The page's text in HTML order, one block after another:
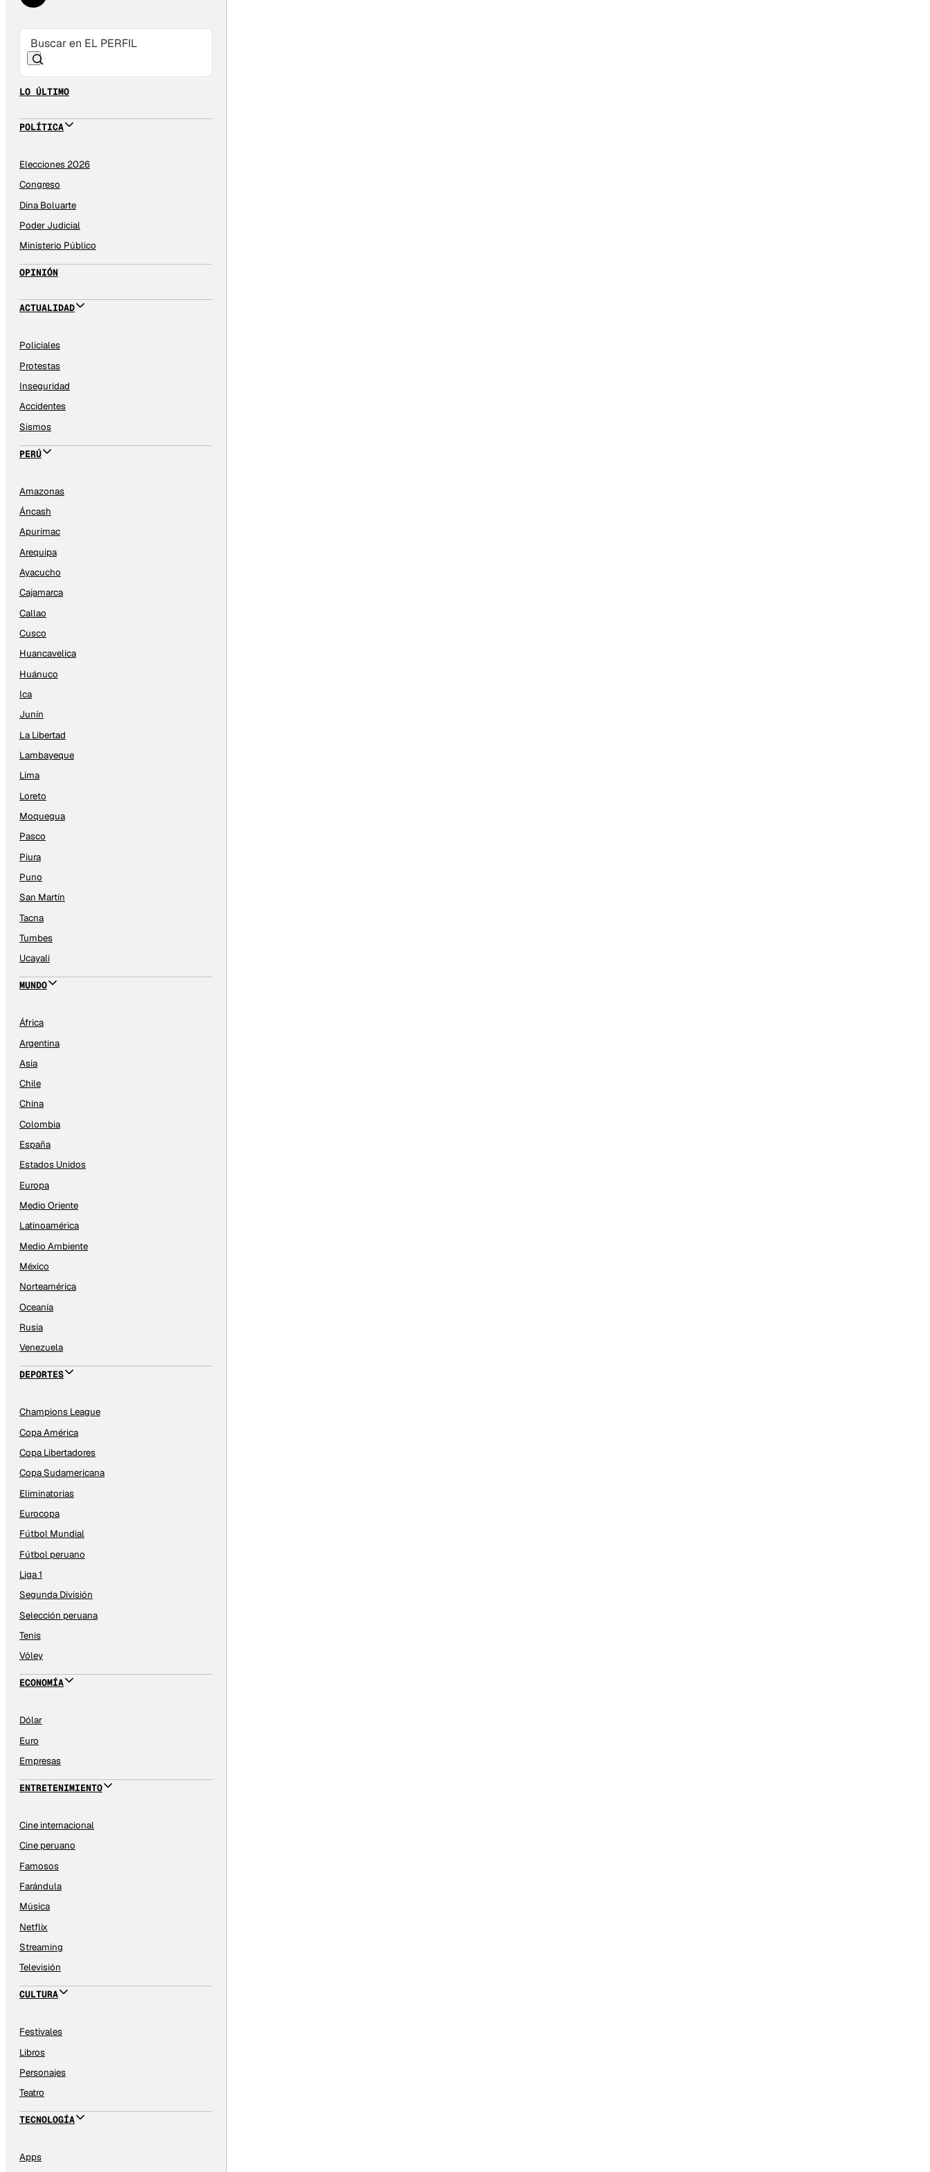
LO ÚLTIMO
POLÍTICA
Elecciones 2026
Congreso
Dina Boluarte
Poder Judicial
Ministerio Público
OPINIÓN
ACTUALIDAD
Policiales
Protestas
Inseguridad
Accidentes
Sismos
PERÚ
Amazonas
Áncash
Apurímac
Arequipa
Ayacucho
Cajamarca
Callao
Cusco
Huancavelica
Huánuco
Ica
Junín
La Libertad
Lambayeque
Lima
Loreto
Moquegua
Pasco
Piura
Puno
San Martín
Tacna
Tumbes
Ucayali
MUNDO
África
Argentina
Asia
Chile
China
Colombia
España
Estados Unidos
Europa
Medio Oriente
Latinoamérica
Medio Ambiente
México
Norteamérica
Oceanía
Rusia
Venezuela
DEPORTES
Champions League
Copa América
Copa Libertadores
Copa Sudamericana
Eliminatorias
Eurocopa
Fútbol Mundial
Fútbol peruano
Liga 1
Segunda División
Selección peruana
Tenis
Vóley
ECONOMÍA
Dólar
Euro
Empresas
ENTRETENIMIENTO
Cine internacional
Cine peruano
Famosos
Farándula
Música
Netflix
Streaming
Televisión
CULTURA
Festivales
Libros
Personajes
Teatro
TECNOLOGÍA
Apps